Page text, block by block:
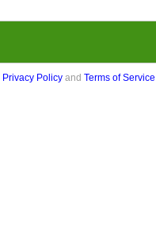
Privacy Policyand Terms of Service